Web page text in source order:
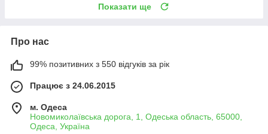
Показати ще
Про нас
99% позитивних з 550 відгуків за рік
Працює з 24.06.2015
м. Одеса
Новомиколаївська дорога, 1, Одеська область, 65000,
Одеса, Україна